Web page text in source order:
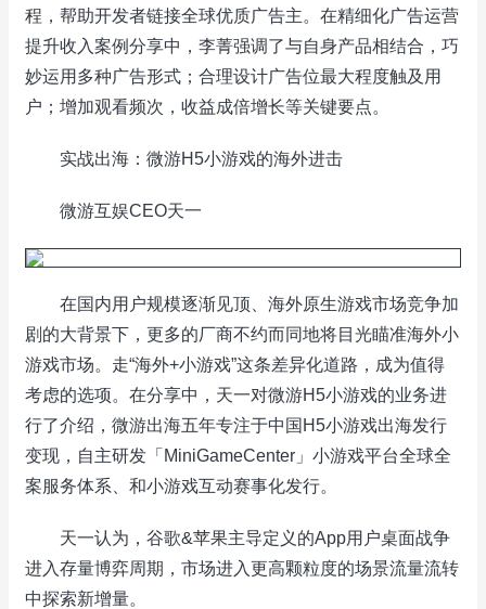
程，帮助开发者链接全球优质广告主。在精细化广告运营
提升收入案例分享中，李菁强调了与自身产品相结合，巧
妙运用多种广告形式；合理设计广告位最大程度触及用
户；增加观看频次，收益成倍增长等关键要点。
实战出海：微游H5小游戏的海外进击
微游互娱CEO天一
在国内用户规模逐渐见顶、海外原生游戏市场竞争加
剧的大背景下，更多的厂商不约而同地将目光瞄准海外小
游戏市场。走“海外+小游戏”这条差异化道路，成为值得
考虑的选项。在分享中，天一对微游H5小游戏的业务进
行了介绍，微游出海五年专注于中国H5小游戏出海发行
变现，自主研发「MiniGameCenter」小游戏平台全球全
案服务体系、和小游戏互动赛事化发行。
天一认为，谷歌&苹果主导定义的App用户桌面战争
进入存量博弈周期，市场进入更高颗粒度的场景流量流转
中探索新增量。